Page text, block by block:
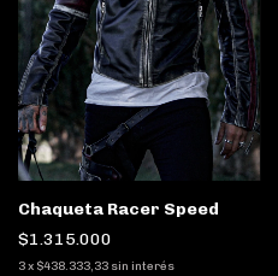
Chaqueta Racer Speed
$1.315.000
3x $438.333,33 sin interés